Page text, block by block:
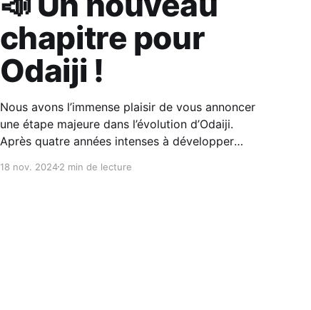
chapitre pour
Odaiji !
Nous avons l’immense plaisir de vous annoncer
une étape majeure dans l’évolution d’Odaiji.
Après quatre années intenses à développer
avons décidé de rejoindre MadeForMed, une
18 nov. 20242 min de lecture